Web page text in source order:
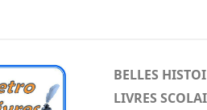
BELLES
LIVRES